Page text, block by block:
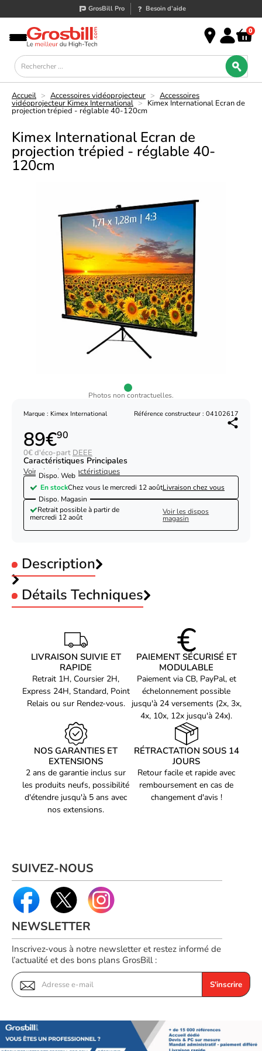
GrosBill Pro Besoin d’aide
0
Accueil > Accessoires vidéoprojecteur > Accessoires
vidéoprojecteur Kimex International > Kimex International Ecran de
projection trépied - réglable 40-120cm
Kimex International Ecran de
projection trépied - réglable 40-
120cm
Photos non contractuelles.
Marque : Kimex International Référence constructeur : 04102617
89€90
0€ d'éco-part DEEE
Caractéristiques Principales
Voir plus de caractéristiques
Dispo. Web
En stockChez vous le mercredi 12 aoûtLivraison chez vous
Dispo. Magasin
Retrait possible à partir de
mercredi 12 août
Voir les dispos
magasin
Description
Kimex International Ecran de projection trépied
- réglable 40-120cm
Détails Techniques
Modèle
043-2003
Type d'écran de
projection
Portable avec déroulement
manuel
Taille
171 x 128 cm
Code EAN
3700685401419
Référence produit
04102617
Référence constructeur
LIVRAISON SUIVIE ET
RAPIDE
Retrait 1H, Coursier 2H,
Express 24H, Standard, Point
Relais ou sur Rendez-vous.
PAIEMENT SÉCURISÉ ET
MODULABLE
Paiement via CB, PayPal, et
échelonnement possible
jusqu'à 24 versements (2x, 3x,
4x, 10x, 12x jusqu'à 24x).
NOS GARANTIES ET
EXTENSIONS
2 ans de garantie inclus sur
les produits neufs, possibilité
d'étendre jusqu'à 5 ans avec
nos extensions.
RÉTRACTATION SOUS 14
JOURS
Retour facile et rapide avec
remboursement en cas de
changement d'avis !
SUIVEZ-NOUS
NEWSLETTER
Inscrivez-vous à notre newsletter et restez informé de
l’actualité et des bons plans GrosBill :
S'inscrire